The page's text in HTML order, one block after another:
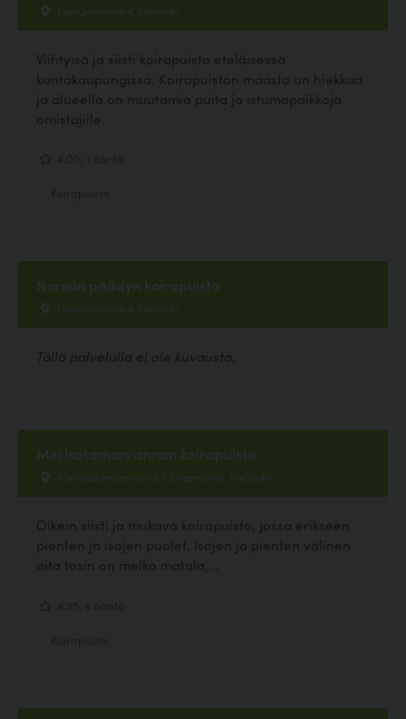
Laivurinrinne 4, Helsinki
Viihtyisä ja siisti koirapuisto eteläisessä
kantakaupungissa. Koirapuiston maasto on hiekkaa
ja alueella on muutamia puita ja istumapaikkoja
omistajille.
Norssin päädyn koirapuisto
Laivurinrinne 4, Helsinki
Tällä palvelulla ei ole kuvausta.
Merisatamanrannan koirapuisto
Merisatamanranta / Eiranranta, Helsinki
Oikein siisti ja mukava koirapuisto, jossa erikseen
pienten ja isojen puolet. Isojen ja pienten välinen
aita tosin on melko matala,...